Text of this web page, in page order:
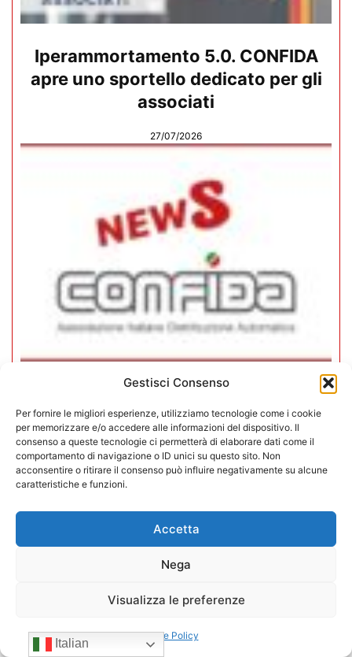
Gestisci Consenso
Per fornire le migliori esperienze, utilizziamo tecnologie come i cookie
per memorizzare e/o accedere alle informazioni del dispositivo. Il
consenso a queste tecnologie ci permetterà di elaborare dati come il
comportamento di navigazione o ID unici su questo sito. Non
acconsentire o ritirare il consenso può influire negativamente su alcune
caratteristiche e funzioni.
Accetta
Nega
Visualizza le preferenze
Cookie Policy
Iperammortamento 5.0. CONFIDA
apre uno sportello dedicato per gli
associati
27/07/2026
In CONFIDA l’ingresso di 4 nuovi
associati
22/07/2026
Italian